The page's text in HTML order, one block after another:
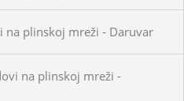
na plinskoj mreži - Daruvar
na plinskoj mreži -